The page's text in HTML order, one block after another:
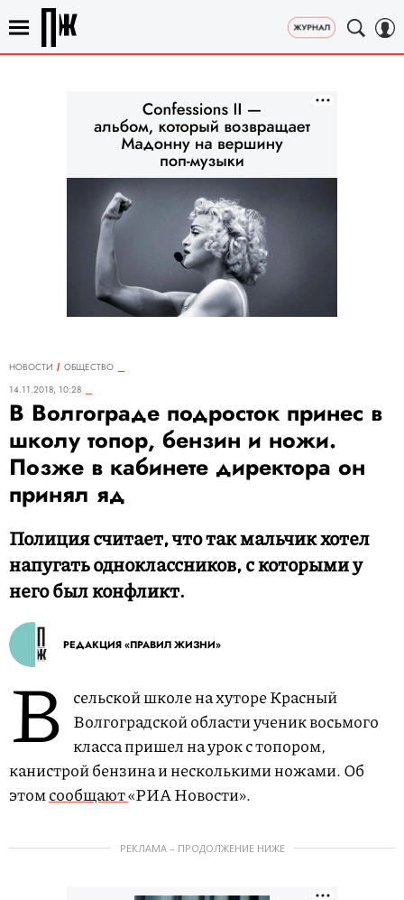
НОВОСТИ
ОБЩЕСТВО
14.11.2018, 10:28
В Волгограде подросток принес в
школу топор, бензин и ножи.
Позже в кабинете директора он
принял яд
Полиция считает, что так мальчик хотел
напугать одноклассников, с которыми у
него был конфликт.
РЕДАКЦИЯ «ПРАВИЛ ЖИЗНИ»
В
сельской школе на хуторе Красный
Волгоградской области ученик восьмого
класса пришел на урок с топором,
канистрой бензина и несколькими ножами. Об
этомсообщают«РИА Новости».
РЕКЛАМА – ПРОДОЛЖЕНИЕ НИЖЕ